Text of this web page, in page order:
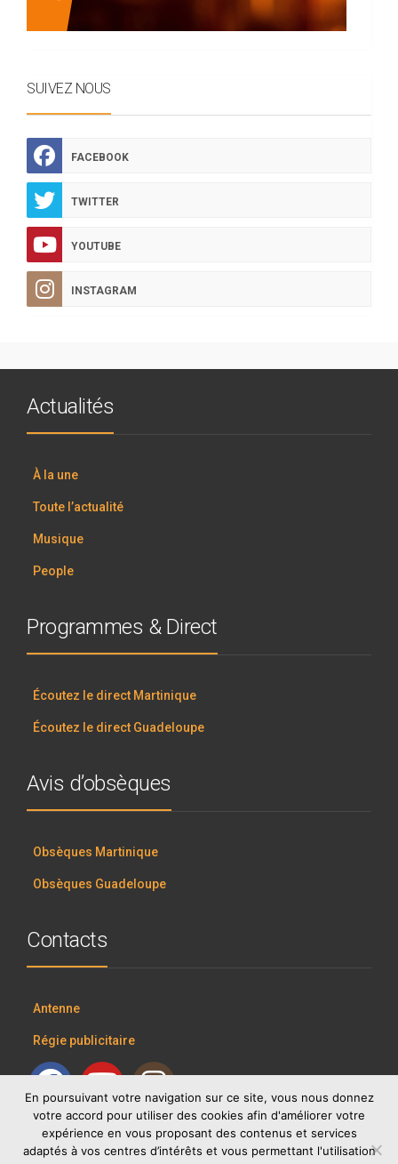
SUIVEZ NOUS
FACEBOOK
TWITTER
YOUTUBE
INSTAGRAM
Actualités
À la une
Toute l’actualité
Musique
People
Programmes & Direct
Écoutez le direct Martinique
Écoutez le direct Guadeloupe
Avis d’obsèques
Obsèques Martinique
Obsèques Guadeloupe
Contacts
Antenne
Régie publicitaire
En poursuivant votre navigation sur ce site, vous nous donnez
votre accord pour utiliser des cookies afin d'améliorer votre
expérience en vous proposant des contenus et services
adaptés à vos centres d’intérêts et vous permettant l'utilisation